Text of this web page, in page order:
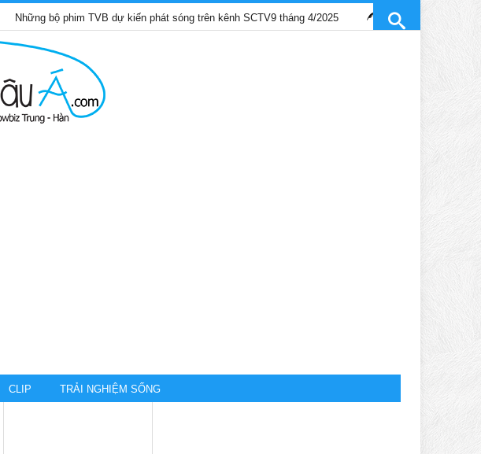
phim TVB dự kiến phát sóng trên kênh SCTV9 tháng 4/2025 Trần Gia Lạc và Trần Hiểu
CLIP TRẢI NGHIỆM SỐNG